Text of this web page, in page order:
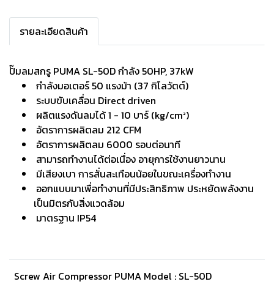
รายละเอียดสินค้า
ปั๊มลมสกรู PUMA SL-50D กำลัง 50HP, 37kW
กำลังมอเตอร์ 50 แรงม้า (37 กิโลวัตต์)
ระบบขับเคลื่อน Direct driven
ผลิตแรงดันลมได้ 1 - 10 บาร์ (kg/cm²)
อัตราการผลิตลม 212 CFM
อัตราการผลิตลม 6000 รอบต่อนาที
สามารถทำงานได้ต่อเนื่อง อายุการใช้งานยาวนาน
มีเสียงเบา การสั่นสะเทือนน้อยในขณะเครื่องทำงาน
ออกแบบมาเพื่อทำงานที่มีประสิทธิภาพ ประหยัดพลังงาน
เป็นมิตรกับสิ่งแวดล้อม
มาตรฐาน IP54
Screw Air Compressor PUMA Model : SL-50D